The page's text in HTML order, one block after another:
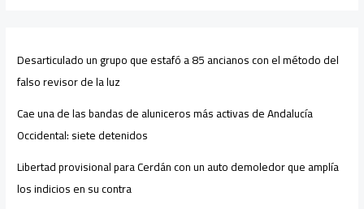
Desarticulado un grupo que estafó a 85 ancianos con el método del
falso revisor de la luz
Cae una de las bandas de aluniceros más activas de Andalucía
Occidental: siete detenidos
Libertad provisional para Cerdán con un auto demoledor que amplía
los indicios en su contra